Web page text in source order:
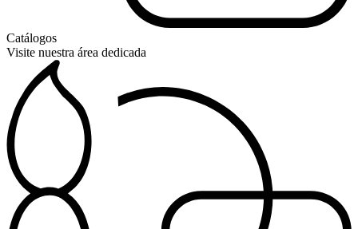
Catálogos
Visite nuestra área dedicada